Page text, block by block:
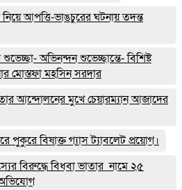
আপত্তি-ভাঙচুরের ঘটনায় তদন্ত
অভিনন্দন শুভেচ্ছান্তে- বিশিষ্ট
মোস্তফা মহসিন সরদার
আন্দোলনের মুখে চেয়ারম্যান আজাদের
পুকুরে বিষাক্ত গ্যাস ট্যাবলেট প্রয়োগ।
বিরুদ্ধে বিধবা ভাতার নামে ২৫